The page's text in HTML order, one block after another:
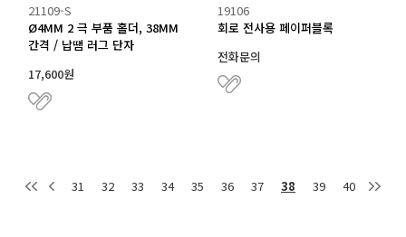
21109-S
Ø4MM 2 극 부품 홀더, 38MM
간격 / 납땜 러그 단자
17,600원
19106
회로 전사용 페이퍼블록
전화문의
31 32 33 34 35 36 37 38 39 40